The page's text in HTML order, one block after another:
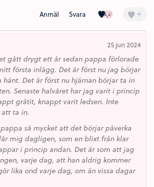
Anmäl Svara Kärlek (1)
Besviken (1)
+
25 jun 2024
gått drygt ett år sedan pappa förlorade
första inlägg. Det är först nu jag börjar
hänt. Det är först nu hjärnan börjar ta in
Senaste halvåret har jag varit i princip
gråtit, knappt varit ledsen. Inte
ta in.
så mycket att det börjar påverka
mig dagligen, som en blixt från klar
i princip andan. Det är som att jag
varje dag, att han aldrig kommer
lika ond varje dag, om än vissa dagar